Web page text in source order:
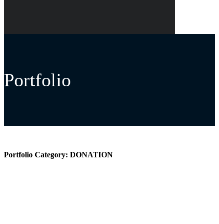
Portfolio
Portfolio Category: DONATION